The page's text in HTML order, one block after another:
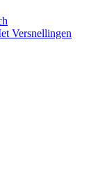
Versnellingen